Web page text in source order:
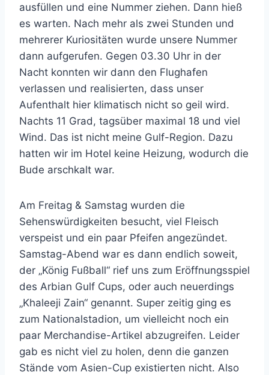
ausfüllen und eine Nummer ziehen. Dann hieß
es warten. Nach mehr als zwei Stunden und
mehrerer Kuriositäten wurde unsere Nummer
dann aufgerufen. Gegen 03.30 Uhr in der
Nacht konnten wir dann den Flughafen
verlassen und realisierten, dass unser
Aufenthalt hier klimatisch nicht so geil wird.
Nachts 11 Grad, tagsüber maximal 18 und viel
Wind. Das ist nicht meine Gulf-Region. Dazu
hatten wir im Hotel keine Heizung, wodurch die
Bude arschkalt war.
Am Freitag & Samstag wurden die
Sehenswürdigkeiten besucht, viel Fleisch
verspeist und ein paar Pfeifen angezündet.
Samstag-Abend war es dann endlich soweit,
der „König Fußball“ rief uns zum Eröffnungsspiel
des Arbian Gulf Cups, oder auch neuerdings
„Khaleeji Zain“ genannt. Super zeitig ging es
zum Nationalstadion, um vielleicht noch ein
paar Merchandise-Artikel abzugreifen. Leider
gab es nicht viel zu holen, denn die ganzen
Stände vom Asien-Cup existierten nicht. Also